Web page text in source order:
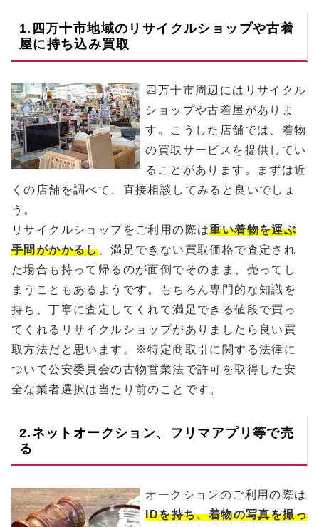
1. 四万十市地域のリサイクルショップや古着
屋に持ち込み買取
四万十市周辺にはリサイクル
ショップや古着屋がありま
す。こうした店舗では、着物
の買取サービスを提供してい
ることがあります。まずは近
くの店舗を調べて、直接相談してみると良いでしょ
う。
リサイクルショップをご利用の際は重い着物を運ぶ
手間がかかるし、満足できない買取価格で査定され
た場合も持って帰るのが面倒でそのまま、売ってし
まうこともあるようです。もちろん専門的な知識を
持ち、丁寧に査定してくれて満足できる値段で買っ
てくれるリサイクルショップがありましたら良い買
取方法だと思います。※特定商取引に関する法律に
ついて公安委員会の古物営業法で許可を取得した安
全な業者選択は当たり前のことです。
2.ネットオークション、フリマアプリ等で売
る
オークションのご利用の際は
IDを持ち、着物の写真を撮っ